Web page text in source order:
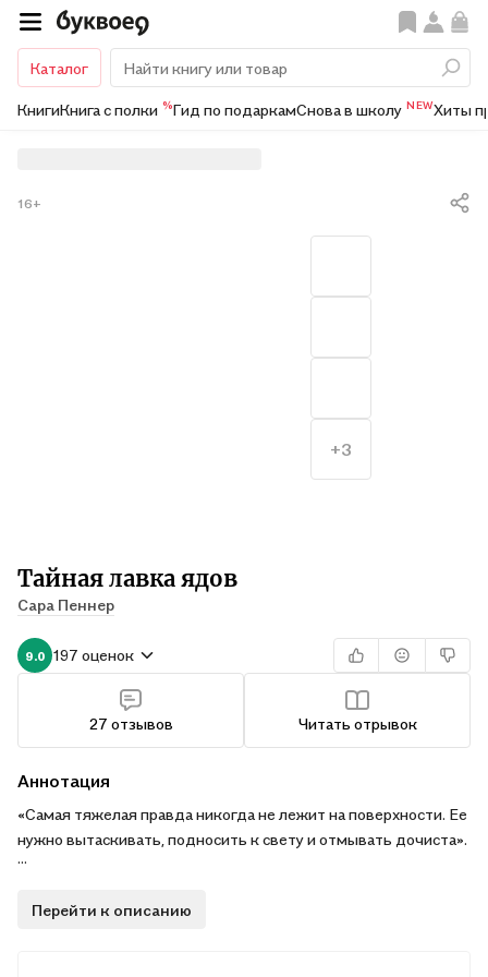
Каталог
КнигиКнига с полки %Гид по подаркамСнова в школу NEWХиты
Тайная лавка ядов
Сара Пеннер
16+
9.0 197 оценок
27 отзывов Читать отрывок
+3
Аннотация
«Самая тяжелая правда никогда не лежит на поверхности. Ее
нужно вытаскивать, подносить к свету и отмывать дочиста».
Роман, переведенный на 23 языка. Бестселлер The New York
Перейти к описанию